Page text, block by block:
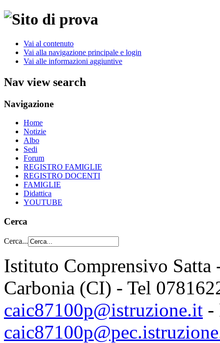
Vai al contenuto
Vai alla navigazione principale e login
Vai alle informazioni aggiuntive
Nav view search
Navigazione
Home
Notizie
Albo
Sedi
Forum
REGISTRO FAMIGLIE
REGISTRO DOCENTI
FAMIGLIE
Didattica
YOUTUBE
Cerca
Cerca...
Istituto Comprensivo
Carbonia (CI) - Tel
caic87100p@istruzione.it -